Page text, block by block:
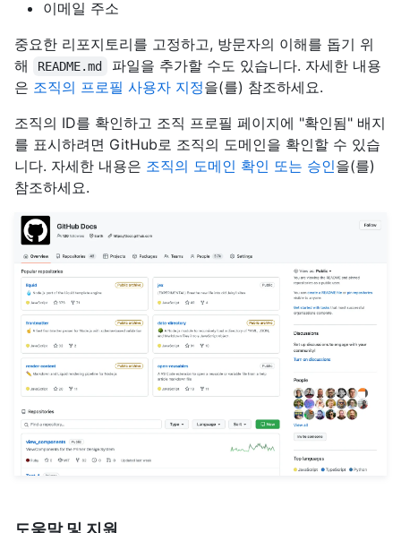
이메일 주소
중요한 리포지토리를 고정하고, 방문자의 이해를 돕기 위
해
README.md
파일을 추가할 수도 있습니다. 자세한 내용
은 조직의 프로필 사용자 지정을(를) 참조하세요.
조직의 ID를 확인하고 조직 프로필 페이지에 "확인됨" 배지
를 표시하려면 GitHub로 조직의 도메인을 확인할 수 있습
니다. 자세한 내용은 조직의 도메인 확인 또는 승인을(를)
참조하세요.
도움말 및 지원